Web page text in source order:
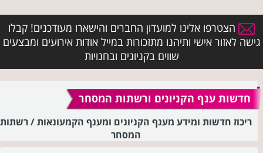
הצטרפו אלינו למועדון החברים והישארו מעודכנים! קבלו
גישה לאזור אישי ותיהנו מתזכורות במייל אודות אירועים ומבצעים
שווים בקניונים ובחנויות
חדשות ענף הקניונים ורשתות המסחר
ריכוז חדשות ומידע מענף הקניונים ומענף הקמעונאות / רשתות
המסחר